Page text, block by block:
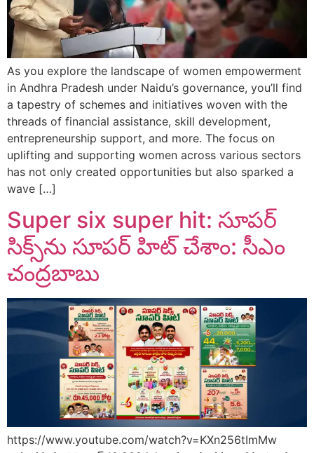
As you explore the landscape of women empowerment
in Andhra Pradesh under Naidu’s governance, you’ll find
a tapestry of schemes and initiatives woven with the
threads of financial assistance, skill development,
entrepreneurship support, and more. The focus on
uplifting and supporting women across various sectors
has not only created opportunities but also sparked a
wave […]
Super six super hit: సూపర్
సిక్స్‌ను సూపర్ హిట్ చేశాం: సీఎం
చంద్రబాబు
https://www.youtube.com/watch?v=KXn256tImMw